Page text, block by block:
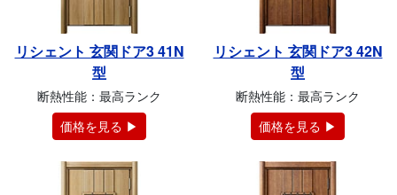
リシェント 玄関ドア3 41N
型
断熱性能：最高ランク
価格を見る ▶
リシェント 玄関ドア3 42N
型
断熱性能：最高ランク
価格を見る ▶